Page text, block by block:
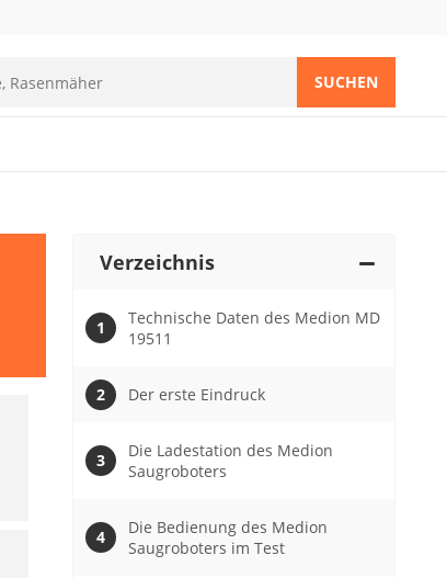
SUCHEN
Verzeichnis
Technische Daten des Medion MD
19511
Der erste Eindruck
Die Ladestation des Medion
Saugroboters
Die Bedienung des Medion
Saugroboters im Test